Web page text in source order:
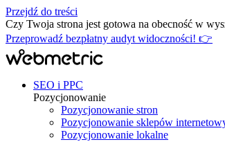
Przejdź do treści
Czy Twoja strona jest gotowa na obecność w
Przeprowadź bezpłatny audyt widoczności! 👉
SEO i PPC
Pozycjonowanie
Pozycjonowanie stron
Pozycjonowanie sklepów
Pozycjonowanie lokalne